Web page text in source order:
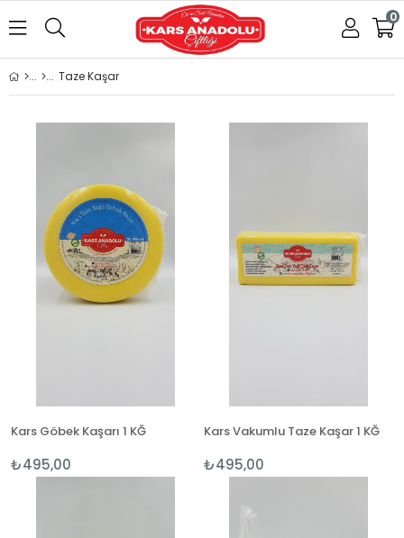
0
Taze Kaşar
Kars Göbek Kaşarı 1 KĞ
₺495,00
Kars Vakumlu Taze Kaşar 1 KĞ
₺495,00